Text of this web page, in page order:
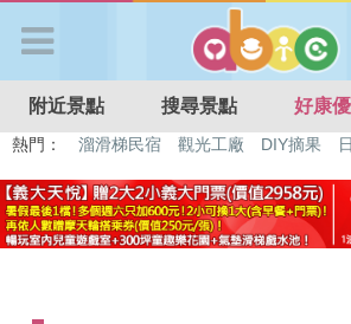
APP登入
首 頁
附近景點 搜尋景點 好康
熱門： 特色遊戲場 親子住房優惠 台北親